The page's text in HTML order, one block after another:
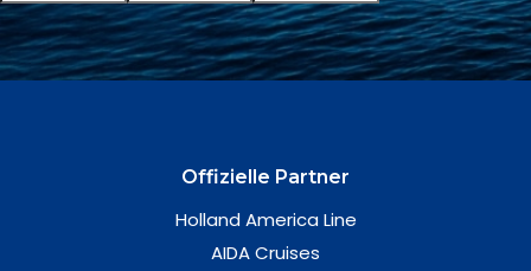
Offizielle Partner
Holland America Line
AIDA Cruises